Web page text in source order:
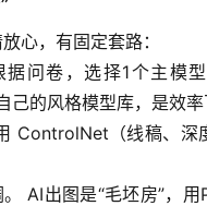
心，有固定套路：
据问卷，选择1个主模
己的风格模型库，是效率
ControlNet （线稿、
AI出图是“毛坯房”，